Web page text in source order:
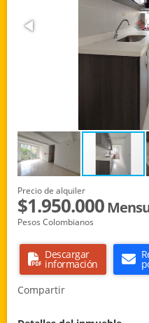
Precio de alquiler
$1.950.000
Pesos Colombianos
Descargar
información
Compartir